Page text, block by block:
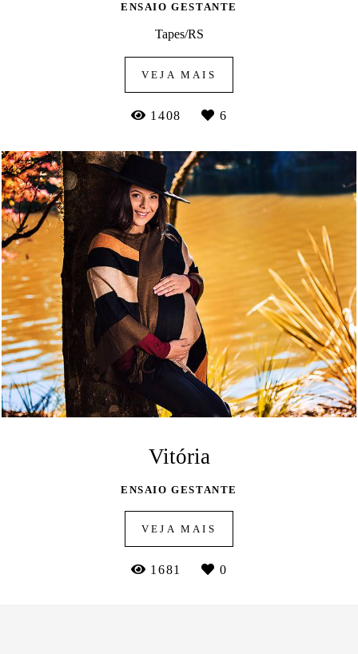
ENSAIO GESTANTE
Tapes/RS
VEJA MAIS
1408 6
Vitória
ENSAIO GESTANTE
VEJA MAIS
1681 0